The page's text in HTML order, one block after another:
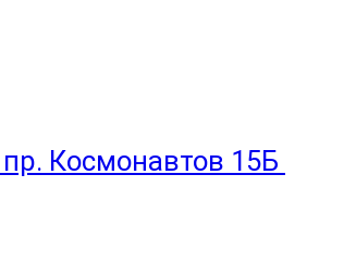
пр. Космонавтов 15Б